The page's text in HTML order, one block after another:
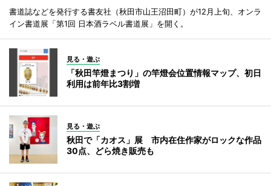
書道誌などを発行する書友社（秋田市山王沼田町）が12月上旬、オンラ
イン書道展「第1回 日本酒ラベル書道展」を開く。
見る・遊ぶ
「秋田竿燈まつり」の竿燈会位置情報マップ、初日
利用は前年比3割増
見る・遊ぶ
秋田で「カオス」展 市内在住作家がロックな作品
30点、どら焼き販売も